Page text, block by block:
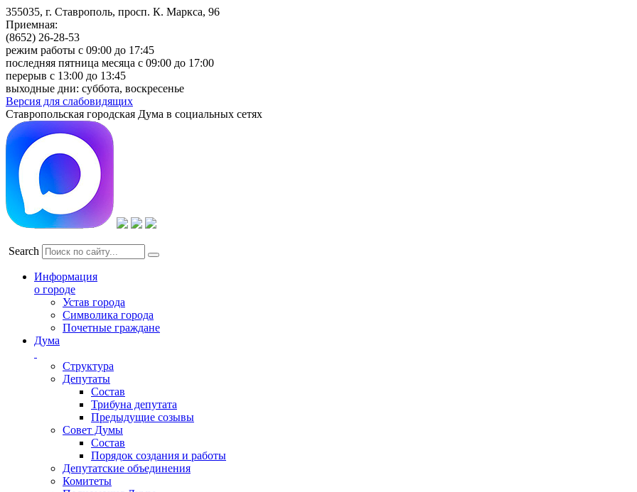
355035, г. Ставрополь, просп. К. Маркса, 96
Приемная:
(8652) 26-28-53
режим работы с 09:00 до 17:45
последняя пятница месяца с 09:00 до 17:00
перерыв с 13:00 до 13:45
выходные дни: суббота, воскресенье
Версия для слабовидящих
Ставропольская городская Дума в социальных сетях
Search
Информация
о городе
Устав города
Символика города
Почетные граждане
Дума
Структура
Депутаты
Состав
Трибуна депутата
Предыдущие созывы
Совет Думы
Состав
Порядок создания и работы
Депутатские объединения
Комитеты